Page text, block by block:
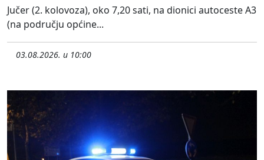
Jučer (2. kolovoza), oko 7,20 sati, na dionici autoceste A3
(na području općine...
03.08.2026. u 10:00